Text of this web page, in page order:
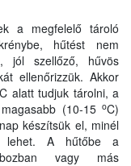
a megfelelő tároló
hűtést nem
jól szellőző, hűvös
ellenőrizzük. Akkor
C alatt tudjuk tárolni, a
(10-15 oC)
készítsük el, minél
lehet. A hűtőbe a
vagy más